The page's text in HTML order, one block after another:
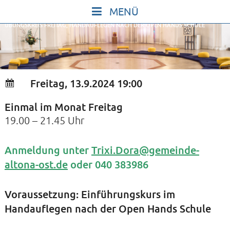
content
START
IN STILLE SEIN
SINGEN UND SCHWEIGEN
BEWEGEN UND TANZEN
GOTT UND DAS LEBEN FEIERN
HEILKRAFT DES KÖRPERS
STILLE UND SPIEL FÜR KINDER UND
JUGENDLICHE
KONZERTE
ÜBUNGSKREIS FREITAG, HANDAUFLEGEN NACH DER OPEN HANDS SCHULE
Freitag, 13.9.2024 19:00
Einmal im Monat Freitag
19.00 – 21.45 Uhr
Anmeldung unter Trixi.Dora@gemeinde-
altona-ost.deoder 040 383986
Voraussetzung: Einführungskurs im
Handauflegen nach der Open Hands Schule